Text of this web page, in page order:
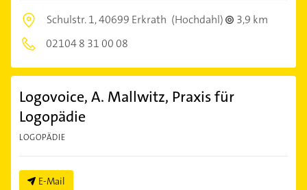
Schulstr. 1,40699 Erkrath (Hochdahl)
3,9 km
02104 8 31 00 08
Logovoice, A. Mallwitz, Praxis für
Logopädie
LOGOPÄDIE
E-Mail